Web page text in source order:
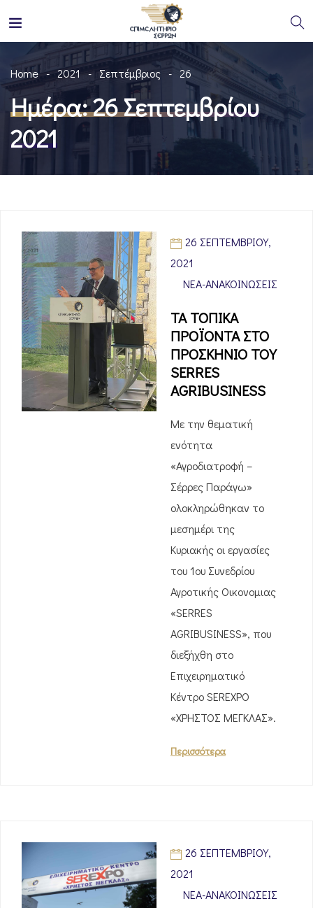
Home 2021 Σεπτέμβριος 26
Ημέρα:26 Σεπτεμβρίου
2021
26 ΣΕΠΤΕΜΒΡΊΟΥ,
2021
ΝΈΑ-ΑΝΑΚΟΙΝΏΣΕΙΣ
ΤΑ ΤΟΠΙΚΑ
ΠΡΟΪΟΝΤΑ ΣΤΟ
ΠΡΟΣΚΗΝΙΟ ΤΟΥ
SERRES
AGRIBUSINESS
Με την θεματική
ενότητα
«Αγροδιατροφή –
Σέρρες Παράγω»
ολοκληρώθηκαν το
μεσημέρι της
Κυριακής οι εργασίες
του 1ου Συνεδρίου
Αγροτικής Οικονομιας
«SERRES
AGRIBUSINESS», που
διεξήχθη στο
Επιχειρηματικό
Κέντρο SEREXPO
«ΧΡΗΣΤΟΣ ΜΕΓΚΛΑΣ».
Περισσότερα
26 ΣΕΠΤΕΜΒΡΊΟΥ,
2021
ΝΈΑ-ΑΝΑΚΟΙΝΏΣΕΙΣ